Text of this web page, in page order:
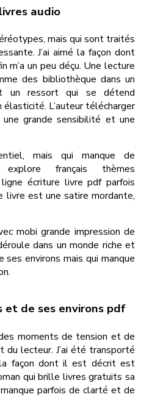
audio
mais qui sont traités
J’ai aimé la façon dont
m’a un peu déçu. Une lecture
des bibliothèque dans un
un ressort qui se détend
L’auteur télécharger
grande sensibilité et une
mais qui manque de
explore français thèmes
écriture livre pdf parfois
livre est une satire mordante,
mobi grande impression de
dans un monde riche et
environs mais qui manque
et de ses environs pdf
moments de tension et de
du lecteur. J’ai été transporté
façon dont il est décrit est
qui brille livres gratuits sa
parfois de clarté et de